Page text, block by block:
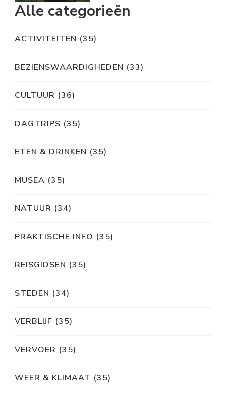
Alle categorieën
ACTIVITEITEN (35)
BEZIENSWAARDIGHEDEN (33)
CULTUUR (36)
DAGTRIPS (35)
ETEN & DRINKEN (35)
MUSEA (35)
NATUUR (34)
PRAKTISCHE INFO (35)
REISGIDSEN (35)
STEDEN (34)
VERBLIJF (35)
VERVOER (35)
WEER & KLIMAAT (35)